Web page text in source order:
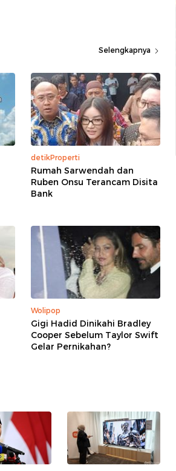
Selengkapnya
detikProperti
Rumah Sarwendah dan
Ruben Onsu Terancam Disita
Bank
Wolipop
Gigi Hadid Dinikahi Bradley
Cooper Sebelum Taylor Swift
Gelar Pernikahan?